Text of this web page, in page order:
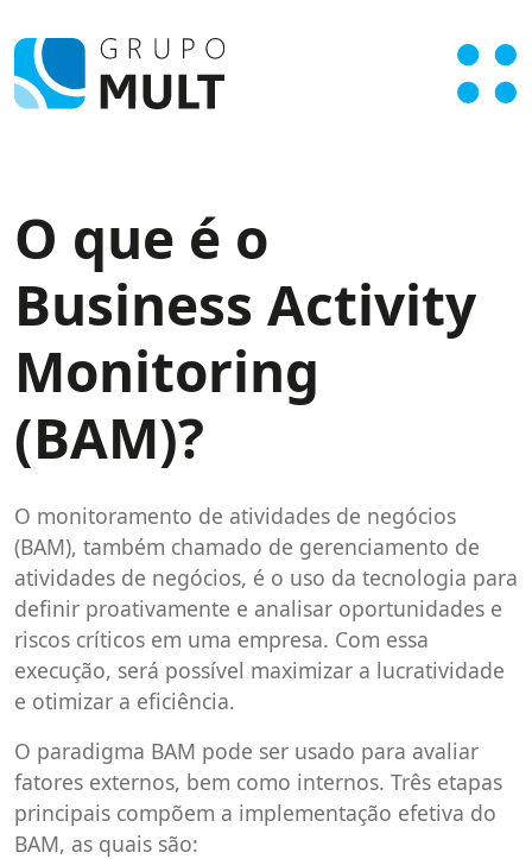
O que é o
Business Activity
Monitoring
(BAM)?
O monitoramento de atividades de negócios
(BAM), também chamado de gerenciamento de
atividades de negócios, é o uso da tecnologia para
definir proativamente e analisar oportunidades e
riscos críticos em uma empresa. Com essa
execução, será possível maximizar a lucratividade
e otimizar a eficiência.
O paradigma BAM pode ser usado para avaliar
fatores externos, bem como internos. Três etapas
principais compõem a implementação efetiva do
BAM, as quais são: